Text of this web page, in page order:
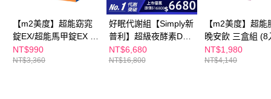
※ 交易是否成功請以「AFTEE先享後付 」之結帳頁面顯示為準，若有關於
是否繳費成功／繳費後需取消欲退款等相關疑問，請聯繫「AFTEE先享後付
客戶支援中心」https://netprotections.freshdesk.com/support/home
【注意事項】
１．透過由恩沛科技股份有限公司提供之「AFTEE先享後付」服務完成之交
付款後萊爾富取貨
每筆NT$100，滿NT$600(含以上)免運費
7-11付款取貨
每筆NT$100，滿NT$600(含以上)免運費
【m2美度】超能窈窕
錠EX/超能馬甲錠EX 買
1送1組(30錠/任選2盒)
NT$990
NT$3,360
好眠代謝組【Simply新
普利】超級夜酵素DX
100錠/盒x3盒 木村拓
哉 代言(日韓雙GABA
NT$6,680
NT$16,800
【m2美度】超能
晚安飲 三盒組 (8
NT$1,980
NT$4,140